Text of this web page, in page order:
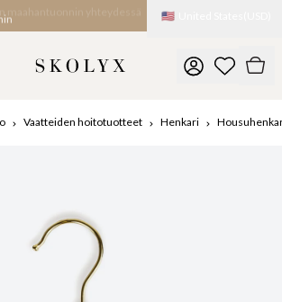
🇺🇸
Vaatteiden hoitotuotteet Henkari